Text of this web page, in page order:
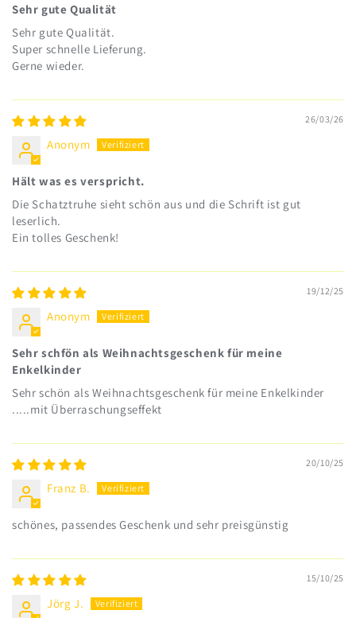
Sehr gute Qualität
Sehr gute Qualität.
Super schnelle Lieferung.
Gerne wieder.
26/03/26
Anonym
Hält was es verspricht.
Die Schatztruhe sieht schön aus und die Schrift ist gut
leserlich.
Ein tolles Geschenk!
19/12/25
Anonym
Sehr schfön als Weihnachtsgeschenk für meine
Enkelkinder
Sehr schön als Weihnachtsgeschenk für meine Enkelkinder
.....mit Überraschungseffekt
20/10/25
Franz B.
schönes, passendes Geschenk und sehr preisgünstig
15/10/25
Jörg J.